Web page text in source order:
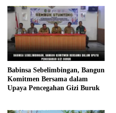
Babinsa Sebelimbingan, Bangun
Komitmen Bersama dalam
Upaya Pencegahan Gizi Buruk